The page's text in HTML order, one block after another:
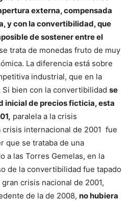
externa, compensada
y con la convertibilidad, que
de sostener entre el
trata de monedas fruto de muy
La diferencia está sobre
industrial, que en la
bien con la convertibilidad se
inicial de precios ficticia, esta
paralela a la crisis
crisis internacional de 2001 fue
que se trataba de una
a las Torres Gemelas, en la
de la convertibilidad fue tapado
crisis nacional de 2001,
de la de 2008, no hubiera